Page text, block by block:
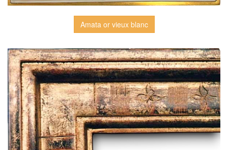
Amata or vieux blanc